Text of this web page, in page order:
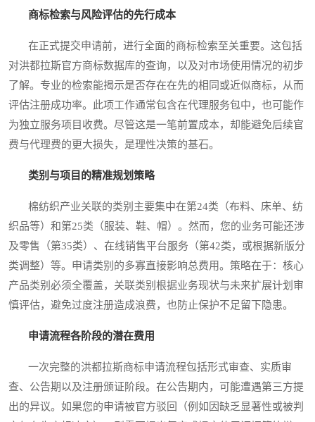
商标检索与风险评估的先行成本
在正式提交申请前，进行全面的商标检索至关重要。这包括
对洪都拉斯官方商标数据库的查询，以及对市场使用情况的初步
了解。专业的检索能揭示是否存在在先的相同或近似商标，从而
评估注册成功率。此项工作通常包含在代理服务包中，也可能作
为独立服务项目收费。尽管这是一笔前置成本，却能避免后续官
费与代理费的更大损失，是理性决策的基石。
类别与项目的精准规划策略
棉纺织产业关联的类别主要集中在第24类（布料、床单、纺
织品等）和第25类（服装、鞋、帽）。然而，您的业务可能还涉
及零售（第35类）、在线销售平台服务（第42类，或根据新版分
类调整）等。申请类别的多寡直接影响总费用。策略在于：核心
产品类别必须全覆盖，关联类别根据业务现状与未来扩展计划审
慎评估，避免过度注册造成浪费，也防止保护不足留下隐患。
申请流程各阶段的潜在费用
一次完整的洪都拉斯商标申请流程包括形式审查、实质审
查、公告期以及注册颁证阶段。在公告期内，可能遭遇第三方提
出的异议。如果您的申请被官方驳回（例如因缺乏显著性或被判